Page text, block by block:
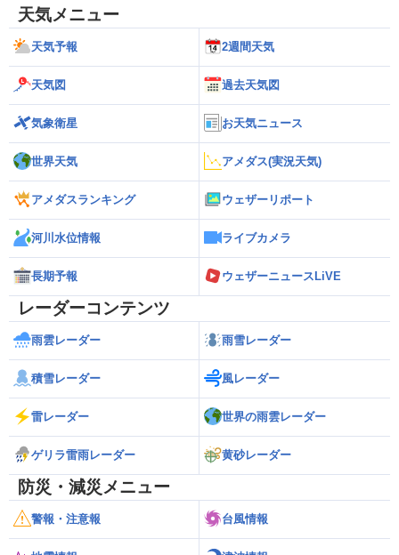
天気メニュー
天気予報 2週間天気
天気図 過去天気図
気象衛星 お天気ニュース
世界天気 アメダス(実況天気)
アメダスランキング ウェザーリポート
河川水位情報 ライブカメラ
長期予報 ウェザーニュースLiVE
レーダーコンテンツ
雨雲レーダー 雨雪レーダー
積雪レーダー 風レーダー
雷レーダー 世界の雨雲レーダー
ゲリラ雷雨レーダー 黄砂レーダー
防災・減災メニュー
警報・注意報 台風情報